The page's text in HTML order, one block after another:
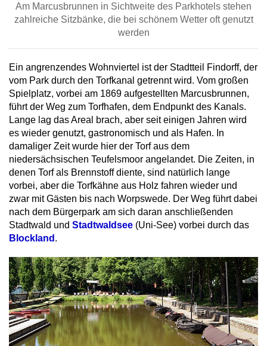
Am Marcusbrunnen in Sichtweite des Parkhotels stehen
zahlreiche Sitzbänke, die bei schönem Wetter oft genutzt
werden
Ein angrenzendes Wohnviertel ist der Stadtteil Findorff, der
vom Park durch den Torfkanal getrennt wird. Vom großen
Spielplatz, vorbei am 1869 aufgestellten Marcusbrunnen,
führt der Weg zum Torfhafen, dem Endpunkt des Kanals.
Lange lag das Areal brach, aber seit einigen Jahren wird
es wieder genutzt, gastronomisch und als Hafen. In
damaliger Zeit wurde hier der Torf aus dem
niedersächsischen Teufelsmoor angelandet. Die Zeiten, in
denen Torf als Brennstoff diente, sind natürlich lange
vorbei, aber die Torfkähne aus Holz fahren wieder und
zwar mit Gästen bis nach Worpswede. Der Weg führt dabei
nach dem Bürgerpark am sich daran anschließenden
Stadtwald und Stadtwaldsee (Uni-See) vorbei durch das
Blockland .